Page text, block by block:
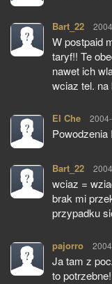
Bart_22
W postpaid
taryf!! Te
nawet ich
wciaz tel. na
El Che pisze:
Powodzenia
Bart_22
wciaz =
brak mi
przypadku
pajorro
Ja tam z
to potrzebne!